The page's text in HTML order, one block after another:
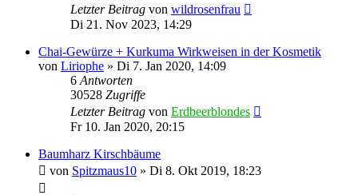
Letzter Beitrag von wildrosenfrau
Di 21. Nov 2023, 14:29
Chai-Gewürze + Kurkuma Wirkweisen in der Kosmetik
von Liriophe » Di 7. Jan 2020, 14:09
6 Antworten
30528 Zugriffe
Letzter Beitrag von Erdbeerblondes
Fr 10. Jan 2020, 20:15
Baumharz Kirschbäume
von Spitzmaus10 » Di 8. Okt 2019, 18:23